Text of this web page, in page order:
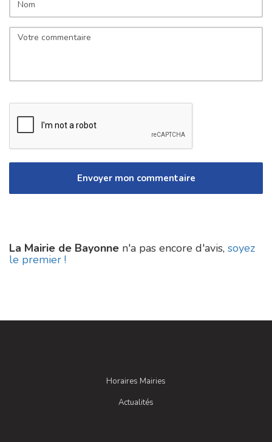
La Mairie de Bayonne n'a pas encore d'avis, soyez
le premier !
Horaires Mairies
Actualités